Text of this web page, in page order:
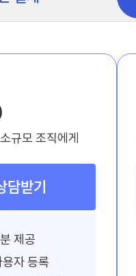
규모 조직에게
담받기
제공
자 등록